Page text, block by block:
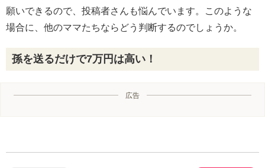
願いできるので、投稿者さんも悩んでいます。このような
場合に、他のママたちならどう判断するのでしょうか。
孫を送るだけで7万円は高い！
広告